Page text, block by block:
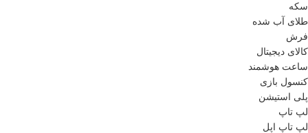
سکه
طلای آب شده
فرش
کالای دیجیتال
ساعت هوشمند
کنسول بازی
پلی استیشن
لپ تاپ
لپ تاپ اپل